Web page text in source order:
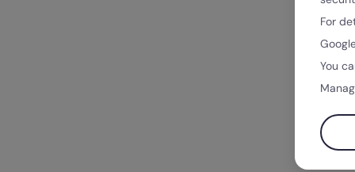
For
You